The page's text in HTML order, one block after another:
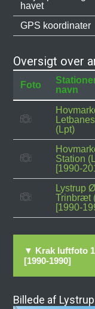
havet
GPS koordinater
Oversigt over
Foto
navn
(Lpt)
Station
[1990-
Lystrup
Trinbræt
[1990-
▼ Krak luftfoto
[1990-1990]
Billede af